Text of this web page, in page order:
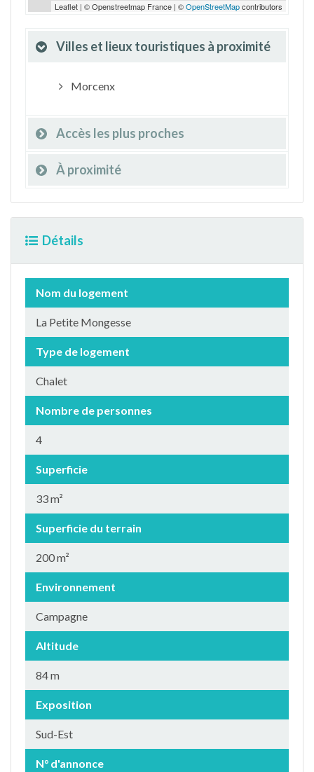
Leaflet | © Openstreetmap France | ©OpenStreetMapcontributors
Villes et lieux touristiques à proximité
Morcenx
Accès les plus proches
À proximité
Détails
Nom du logement
La Petite Mongesse
Type de logement
Chalet
Nombre de personnes
4
Superficie
33 m²
Superficie du terrain
200 m²
Environnement
Campagne
Altitude
84 m
Exposition
Sud-Est
N° d'annonce